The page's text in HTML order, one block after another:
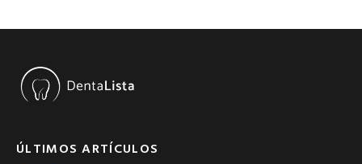
ÚLTIMOS ARTÍCULOS